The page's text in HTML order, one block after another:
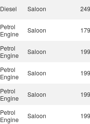
Diesel Saloon
Petrol
Engine
Saloon
Petrol
Engine
Saloon
Petrol
Engine
Saloon
Petrol
Engine
Saloon
Petrol
Engine
Saloon